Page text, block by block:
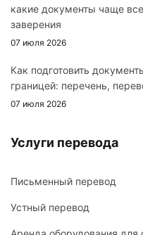
какие документы чаще
заверения
07 июля 2026
Как подготовить
границей: перечень,
07 июля 2026
Услуги перевода
Письменный перевод
Устный перевод